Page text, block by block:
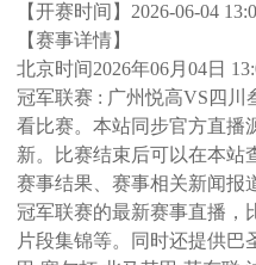
【开赛时间】 2026-06-04
【赛事详情】
北京时间2026年06月04日
冠军联赛 : 广州悦高VS四
看比赛。本站同步官方直播
新。比赛结束后可以在本站
赛事结果、赛事相关新闻报
冠军联赛的最新赛事直播，
片段集锦等。同时还提供巴